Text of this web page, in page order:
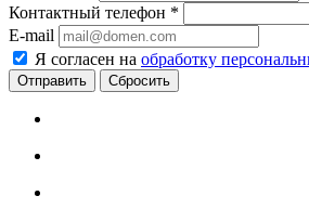
Контактный телефон *
E-mail
Я согласен на обработку
Сбросить